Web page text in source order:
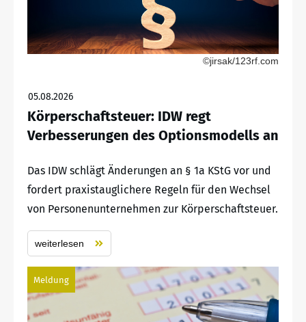
©jirsak/123rf.com
05.08.2026
Körperschaftsteuer: IDW regt
Verbesserungen des Optionsmodells an
Das IDW schlägt Änderungen an § 1a KStG vor und
fordert praxistauglichere Regeln für den Wechsel
von Personenunternehmen zur Körperschaftsteuer.
weiterlesen
Meldung